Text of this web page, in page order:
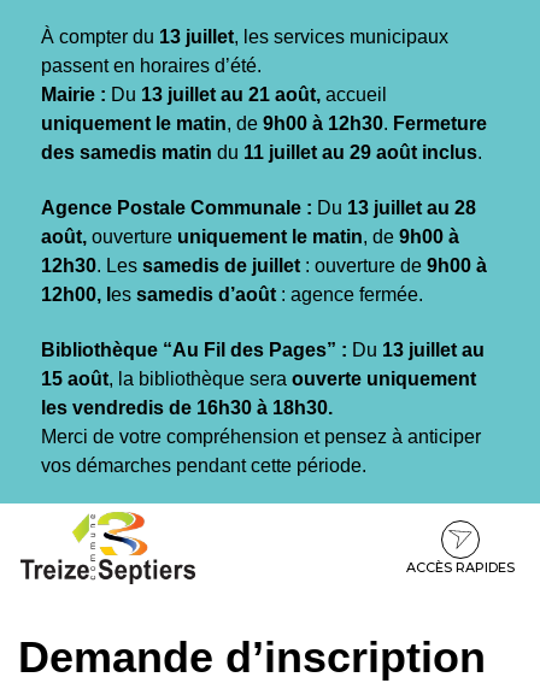
À compter du 13 juillet, les services municipaux
passent en horaires d’été.
Mairie : Du 13 juillet au 21 août, accueil
uniquement le matin, de 9h00 à 12h30. Fermeture
des samedis matin du 11 juillet au 29 août inclus.
Agence Postale Communale : Du 13 juillet au 28
août, ouverture uniquement le matin, de 9h00 à
12h30. Les samedis de juillet : ouverture de 9h00 à
12h00, l es samedis d’août : agence fermée.
Bibliothèque “Au Fil des Pages” : Du 13 juillet au
15 août, la bibliothèque sera ouverte uniquement
les vendredis de 16h30 à 18h30.
Merci de votre compréhension et pensez à anticiper
vos démarches pendant cette période.
contenu
pied
ACCÈS RAPIDES
Demande d’inscription